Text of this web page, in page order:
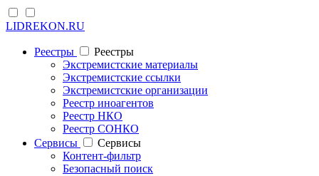
LIDREKON.RU
Реестры
Реестры
Экстремистские материалы
Экстремистские ссылки
Экстремистские организации
Реестр иноагентов
Реестр НКО
Реестр СОНКО
Cервисы
Cервисы
Контент-фильтр
Безопасный поиск